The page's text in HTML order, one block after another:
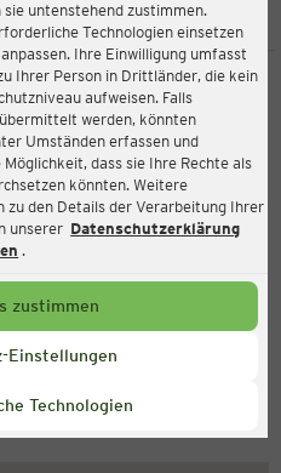
untenstehend zustimmen.
Technologien einsetzen
Ihre Einwilligung umfasst
Ihrer Person in Drittländer, die kein
aufweisen. Falls
werden, könnten
Umständen erfassen und
dass sie Ihre Rechte als
könnten. Weitere
zu den Details der Verarbeitung Ihrer
unserer Datenschutzerklärung
.
zustimmen
Einstellungen
Technologien
AKTIONEN
98